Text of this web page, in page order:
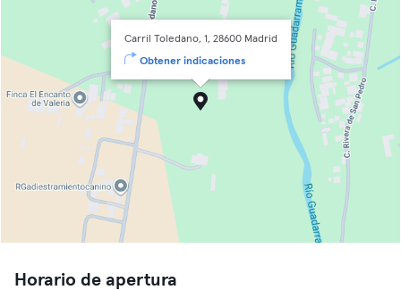
Carril Toledano, 1, 28600 Madrid
Obtener indicaciones
Horario de apertura